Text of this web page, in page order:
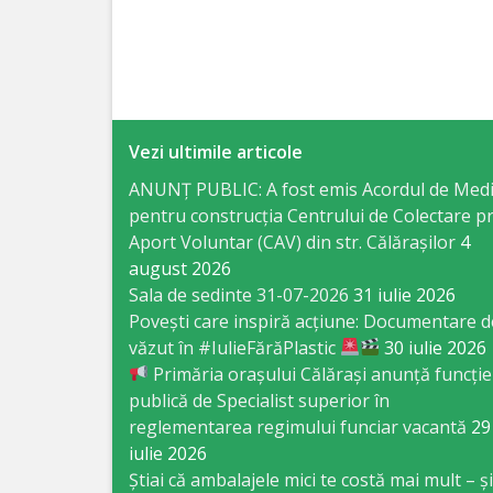
Construcţii,
Gospodărie
Comunală
Drumuri
Specialist
Problemele
Antreprenoriat,
Vezi ultimile articole
ANUNȚ PUBLIC: A fost emis Acordul de
pentru construcția Centrului de Colectare
Aport Voluntar (CAV) din str. Călărașilor 4
august 2026
Sala de sedinte 31-07-2026 31 iulie 2026
Povești care inspiră acțiune: Documentare
văzut în #IulieFărăPlastic
30 iulie 2026
Primăria orașului Călărași anunță funcție
publică de Specialist superior în
reglementarea regimului funciar vacantă 29
iulie 2026
Știai că ambalajele mici te costă mai mult – și